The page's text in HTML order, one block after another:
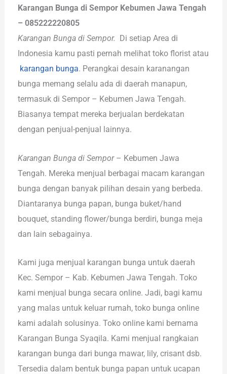
Karangan Bunga di Sempor Kebumen Jawa Tengah
– 085222220805
Karangan Bunga di Sempor.
Di setiap Area di
Indonesia kamu pasti pernah melihat toko florist atau
karangan bunga. Perangkai desain karanangan
bunga memang selalu ada di daerah manapun,
termasuk di Sempor – Kebumen Jawa Tengah.
Biasanya tempat mereka berjualan berdekatan
dengan penjual-penjual lainnya.
Karangan Bunga di Sempor – Kebumen Jawa
Tengah. Mereka menjual berbagai macam karangan
bunga dengan banyak pilihan desain yang berbeda.
Diantaranya bunga papan, bunga buket/hand
bouquet, standing flower/bunga berdiri, bunga meja
dan lain sebagainya.
Kami juga menjual karangan bunga untuk daerah
Kec. Sempor – Kab. Kebumen Jawa Tengah. Toko
kami menjual bunga secara online. Jadi, bagi kamu
yang malas untuk keluar rumah, toko bunga online
kami adalah solusinya. Toko online kami bernama
Karangan Bunga Syaqila. Kami menjual rangkaian
karangan bunga dari bunga mawar, lily, crisant dsb.
Tersedia dalam bentuk bunga papan untuk ucapan